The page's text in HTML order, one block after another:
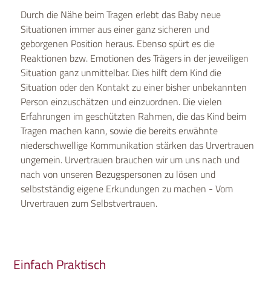
Durch die Nähe beim Tragen erlebt das Baby neue
Situationen immer aus einer ganz sicheren und
geborgenen Position heraus. Ebenso spürt es die
Reaktionen bzw. Emotionen des Trägers in der jeweiligen
Situation ganz unmittelbar. Dies hilft dem Kind die
Situation oder den Kontakt zu einer bisher unbekannten
Person einzuschätzen und einzuordnen. Die vielen
Erfahrungen im geschützten Rahmen, die das Kind beim
Tragen machen kann, sowie die bereits erwähnte
niederschwellige Kommunikation stärken das Urvertrauen
ungemein. Urvertrauen brauchen wir um uns nach und
nach von unseren Bezugspersonen zu lösen und
selbstständig eigene Erkundungen zu machen - Vom
Urvertrauen zum Selbstvertrauen.
Einfach Praktisch